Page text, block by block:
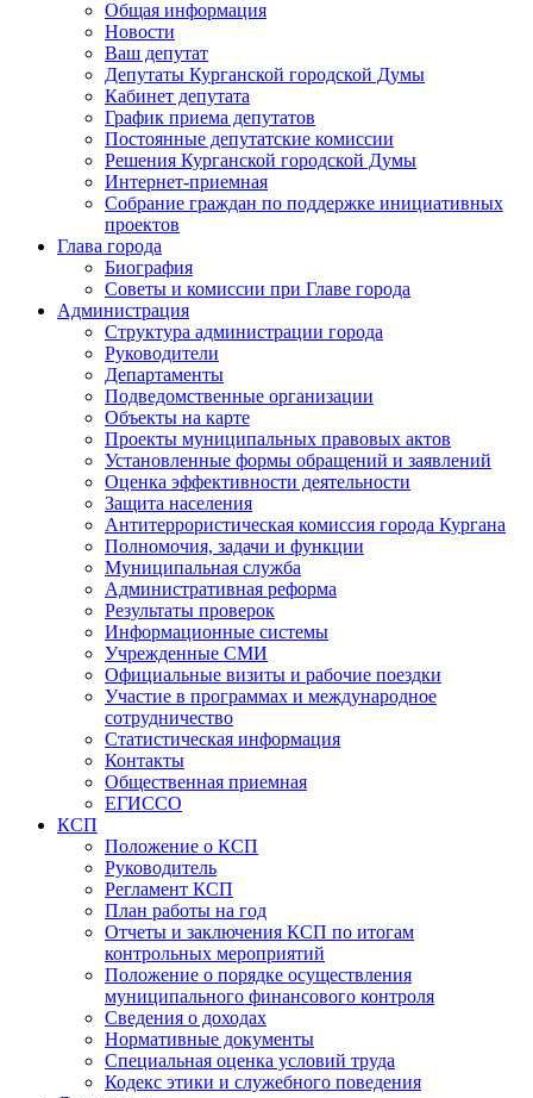
Общая информация
Новости
Ваш депутат
Депутаты Курганской городской Думы
Кабинет депутата
График приема депутатов
Постоянные депутатские комиссии
Решения Курганской городской Думы
Интернет-приемная
Собрание граждан по поддержке инициативных
проектов
Глава города
Биография
Советы и комиссии при Главе города
Администрация
Структура администрации города
Руководители
Департаменты
Подведомственные организации
Объекты на карте
Проекты муниципальных правовых актов
Установленные формы обращений и заявлений
Оценка эффективности деятельности
Защита населения
Антитеррористическая комиссия города Кургана
Полномочия, задачи и функции
Муниципальная служба
Административная реформа
Результаты проверок
Информационные системы
Учрежденные СМИ
Официальные визиты и рабочие поездки
Участие в программах и международное
сотрудничество
Статистическая информация
Контакты
Общественная приемная
ЕГИССО
КСП
Положение о КСП
Руководитель
Регламент КСП
План работы на год
Отчеты и заключения КСП по итогам
контрольных мероприятий
Положение о порядке осуществления
муниципального финансового контроля
Сведения о доходах
Нормативные документы
Специальная оценка условий труда
Кодекс этики и служебного поведения